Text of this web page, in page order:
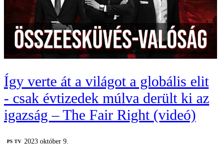
Így verte át a világot a globális elit
- csak évtizedek múlva derült ki az
igazság – The Fair Right (videó)
PS TV
2023 október 9.